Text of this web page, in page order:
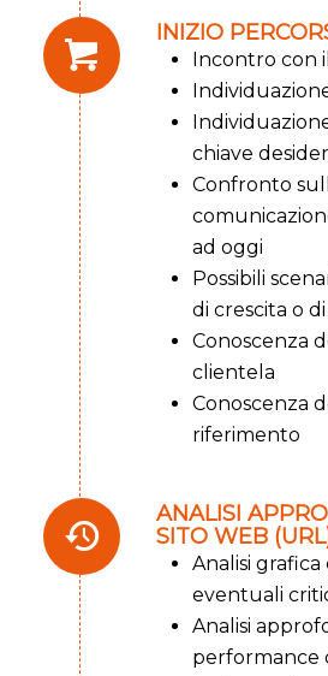
INIZIO
Incontro con
chiave
Confronto
ad oggi
Possibili
di crescita o
Conoscenza
clientela
Conoscenza
riferimento
ANALISI
SITO WEB
Analisi
eventuali
Analisi
performance